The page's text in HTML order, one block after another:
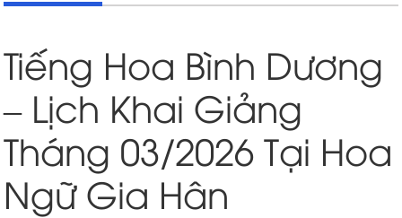
Tiếng Hoa Bình Dương
– Lịch Khai Giảng
Tháng 03/2026 Tại Hoa
Ngữ Gia Hân